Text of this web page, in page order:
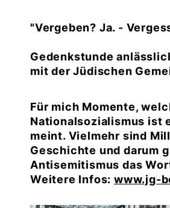
"Vergeben? Ja. -
Gedenkstunde
mit der Jüdischen
Für mich Momente,
Nationalsozialismus ist
meint. Vielmehr sind
Geschichte und darum
Antisemitismus das
Weitere Infos:www.jg-